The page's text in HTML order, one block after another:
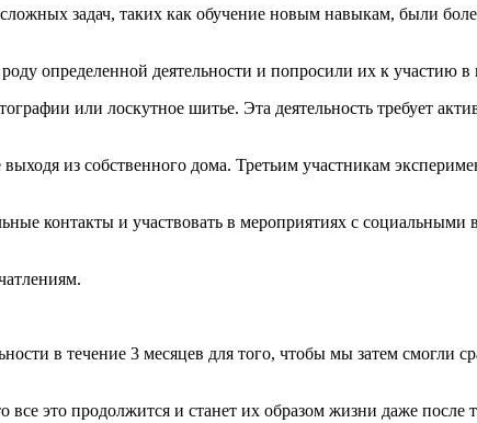
задач, таких как обучение новым навыкам, были
определенной деятельности и попросили их к участию
или лоскутное шитье. Эта деятельность требует
из собственного дома. Третьим участникам
контакты и участвовать в мероприятиях с социальными
в течение 3 месяцев для того, чтобы мы затем смогли
это продолжится и станет их образом жизни даже после